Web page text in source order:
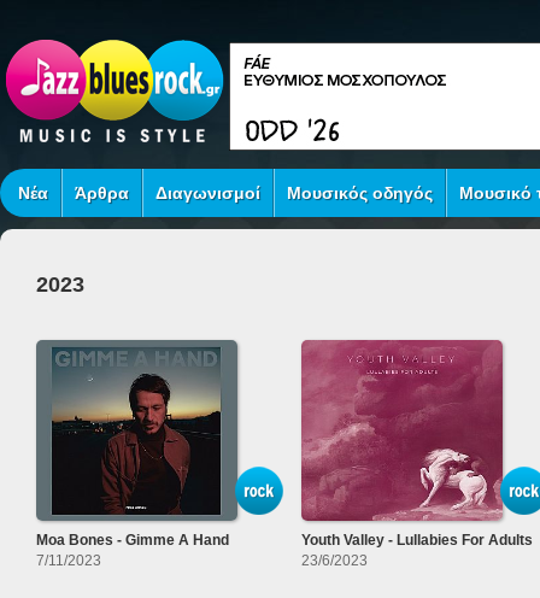
Νέα Άρθρα Διαγωνισμοί Μουσικός οδηγός Μουσικό
2023
Moa Bones - Gimme A Hand
7/11/2023
Youth Valley - Lullabies For Adults
23/6/2023